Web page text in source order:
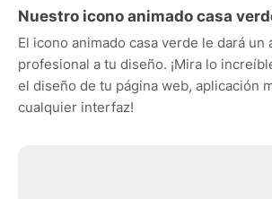
Nuestro icono animado casa
El icono animado casa verde le dará un
profesional a tu diseño. ¡Mira lo
el diseño de tu página web, aplicación
cualquier interfaz!